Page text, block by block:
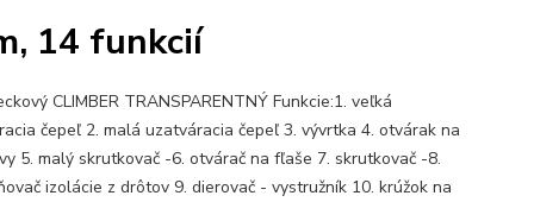
14 funkcií
CLIMBER TRANSPARENTNÝ Funkcie:1. veľká
čepeľ 2. malá uzatváracia čepeľ 3. vývrtka 4. otvárak na
5. malý skrutkovač -6. otvárač na fľaše 7. skrutkovač -8.
izolácie z drôtov 9. dierovač - vystružník 10. krúžok na